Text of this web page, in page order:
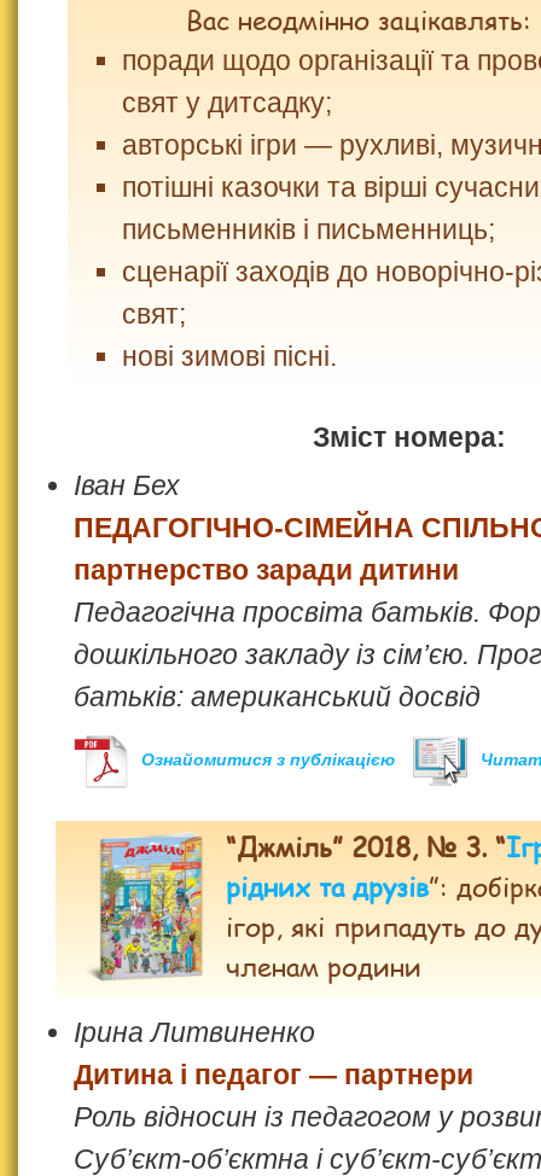
Вас неодмінно зацікавлять:
поради щодо організації та
свят у дитсадку;
авторські ігри — рухливі,
потішні казочки та вірші
письменників і письменниць;
сценарії заходів до новорічно-
свят;
нові зимові пісні.
Зміст номера:
Іван Бех
ПЕДАГОГІЧНО-СІМЕЙНА
партнерство заради дитини
Педагогічна просвіта батьків.
дошкільного закладу із сім’єю.
батьків: американський досвід
Ознайомитися з публікацією
“Джміль” 2018, № 3. “
рідних та друзів”:
ігор, які припадуть до
членам родини
Ірина Литвиненко
Дитина і педагог — партнери
Роль відносин із педагогом у
Суб’єкт-об’єктна і суб’єкт-